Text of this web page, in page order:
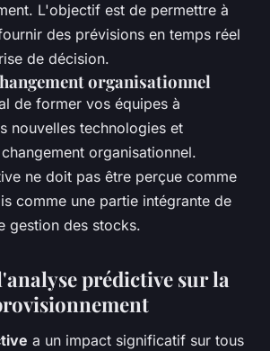
L'objectif est de permettre à
des prévisions en temps réel
de décision.
organisationnel
de former vos équipes à
nouvelles technologies et
organisationnel.
ne doit pas être perçue comme
comme une partie intégrante de
gestion des stocks.
prédictive sur la
a un impact significatif sur tous